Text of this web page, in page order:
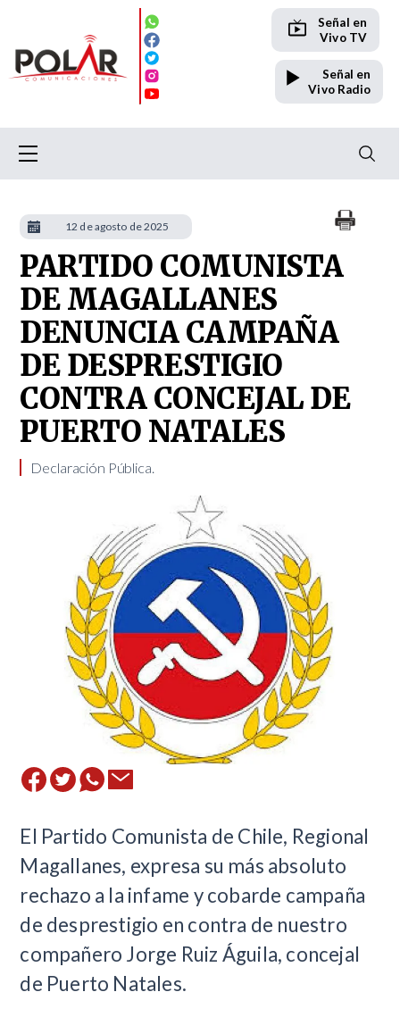
Señal en
Vivo TV
Señal en
Vivo Radio
PARTIDO COMUNISTA
DE MAGALLANES
DENUNCIA CAMPAÑA
DE DESPRESTIGIO
CONTRA CONCEJAL DE
PUERTO NATALES
Declaración Pública.
​El Partido Comunista de Chile, Regional
Magallanes, expresa su más absoluto
rechazo a la infame y cobarde campaña
de desprestigio en contra de nuestro
compañero Jorge Ruiz Águila, concejal
de Puerto Natales.
12 de agosto de 2025